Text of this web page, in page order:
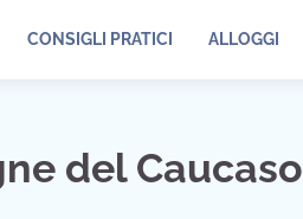
CONSIGLI PRATICI ALLOGGI
del Caucaso